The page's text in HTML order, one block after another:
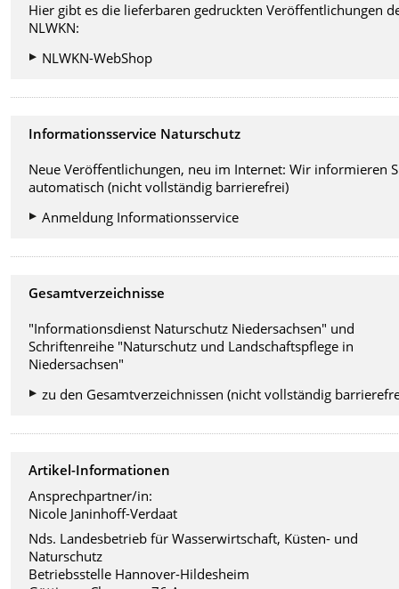
Hier gibt es die lieferbaren gedruckten Veröffentlichungen
NLWKN:
NLWKN-WebShop
Informationsservice Naturschutz
Neue Veröffentlichungen, neu im Internet: Wir informieren
automatisch (nicht vollständig barrierefrei)
Anmeldung Informationsservice
Gesamtverzeichnisse
"Informationsdienst Naturschutz Niedersachsen" und
Schriftenreihe "Naturschutz und Landschaftspflege in
Niedersachsen"
zu den Gesamtverzeichnissen (nicht vollständig
Artikel-Informationen
Ansprechpartner/in:
Nicole Janinhoff-Verdaat
Nds. Landesbetrieb für Wasserwirtschaft, Küsten- und
Naturschutz
Betriebsstelle Hannover-Hildesheim